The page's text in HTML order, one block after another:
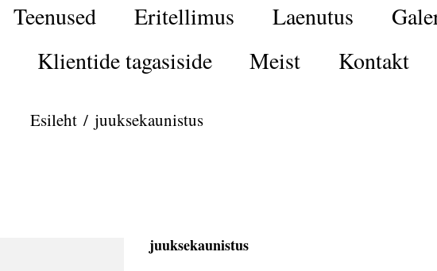
Teenused Eritellimus Laenutus
Klientide tagasiside Meist Kontakt
Esileht / juuksekaunistus
juuksekaunistus